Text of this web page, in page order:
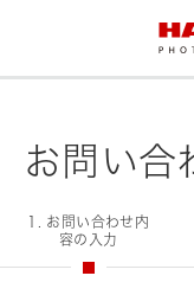
お問い合
1. お問い合わせ内
容の入力